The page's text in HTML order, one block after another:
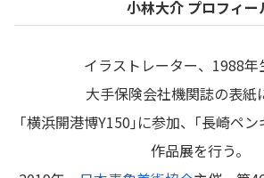
小林大介 プロフィー
イラストレーター、1988年
大手保険会社機関誌の表紙
｢横浜開港博Y150｣に参加、｢長崎ペ
作品展を行う。